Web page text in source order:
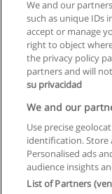
Copyright ©
We and our
such as unique IDs
accept or manage
right to object
the privacy policy
partners and will
su privacidad
We and our
Use precise
identification. Store
Personalised ads
audience insights
List of Partners